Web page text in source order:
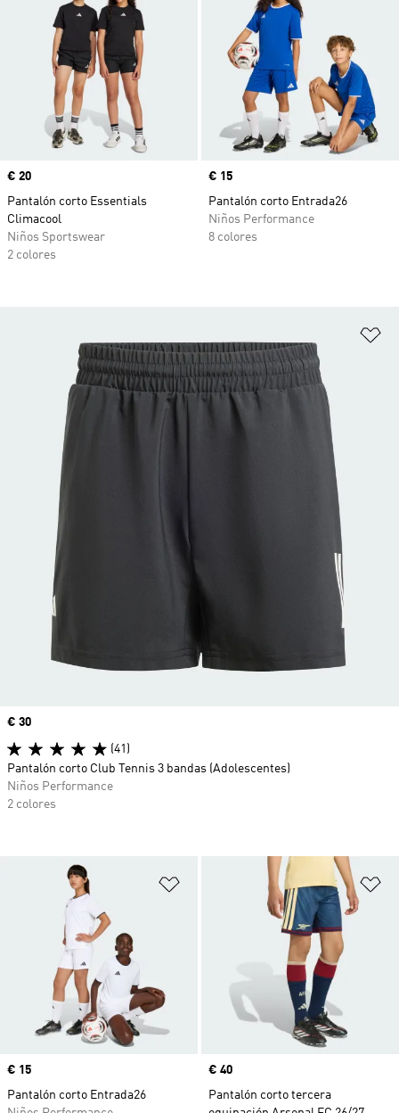
Precio
€ 20
Pantalón corto Essentials
Climacool
Niños Sportswear
2 colores
Precio
€ 15
Pantalón corto Entrada26
Niños Performance
8 colores
Añadir a la lista de deseos
Precio
€ 15
Pantalón corto Entrada26
Precio
€ 40
Pantalón corto tercera
Precio
€ 30
(41)
Pantalón corto Club Tennis 3 bandas (Adolescentes)
Niños Performance
2 colores